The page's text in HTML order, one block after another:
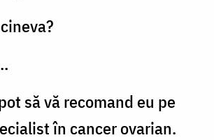
să vă recomand eu pe
în cancer ovarian.